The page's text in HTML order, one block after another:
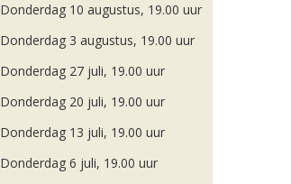
Donderdag 10 augustus, 19.00 uur
Donderdag 3 augustus, 19.00 uur
Donderdag 27 juli, 19.00 uur
Donderdag 20 juli, 19.00 uur
Donderdag 13 juli, 19.00 uur
Donderdag 6 juli, 19.00 uur